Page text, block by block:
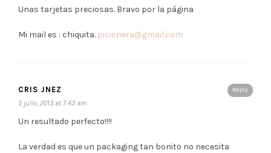
Unas tarjetas preciosas. Bravo por la página
Mi mail es : chiquita. picionera@gmail.com
Reply
CRIS JNEZ
5 julio, 2013 at 7:43 am
Un resultado perfecto!!!!
La verdad es que un packaging tan bonito no necesita